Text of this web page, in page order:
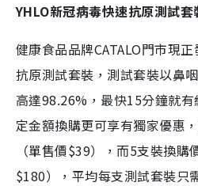
YHLO新冠病毒快速抗原測試套
健康食品品牌CATALO門市現
抗原測試套裝，測試套裝以鼻
高達98.26%，最快15分鐘就
定金額換購更可享有獨家優惠
（單售價$39），而5支裝換
$180），平均每支測試套裝只